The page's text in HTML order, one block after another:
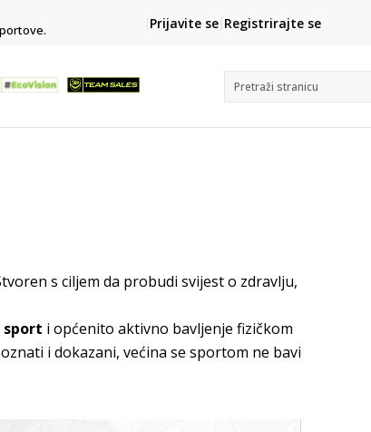
CLICK& COLLECT
besplatno preuzimanje u
Prijavite se Registrirajte se
Pretraži stranicu
s ciljem da probudi svijest o zdravlju,
sport i općenito aktivno bavljenje fizičkom
i dokazani, većina se sportom ne bavi